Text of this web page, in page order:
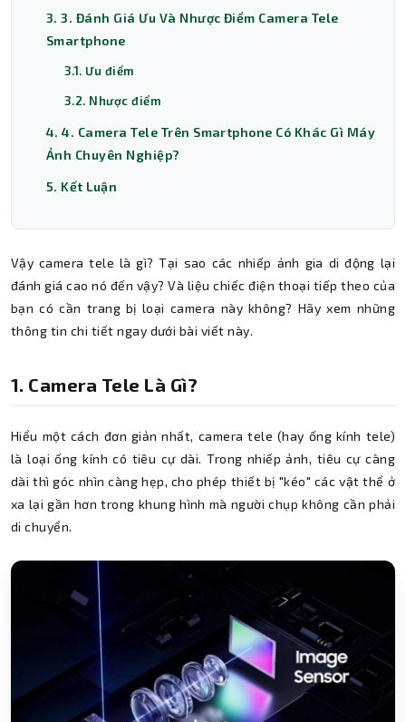
3. 3. Đánh Giá Ưu Và Nhược Điểm Camera Tele
Smartphone
3.1. Ưu điểm
3.2. Nhược điểm
4. 4. Camera Tele Trên Smartphone Có Khác Gì Máy
Ảnh Chuyên Nghiệp?
5. Kết Luận
Vậy camera tele là gì? Tại sao các nhiếp ảnh gia di động lại
đánh giá cao nó đến vậy? Và liệu chiếc điện thoại tiếp theo của
bạn có cần trang bị loại camera này không? Hãy xem những
thông tin chi tiết ngay dưới bài viết này.
1. Camera Tele Là Gì?
Hiểu một cách đơn giản nhất, camera tele (hay ống kính tele)
là loại ống kính có tiêu cự dài. Trong nhiếp ảnh, tiêu cự càng
dài thì góc nhìn càng hẹp, cho phép thiết bị "kéo" các vật thể ở
xa lại gần hơn trong khung hình mà người chụp không cần phải
di chuyển.